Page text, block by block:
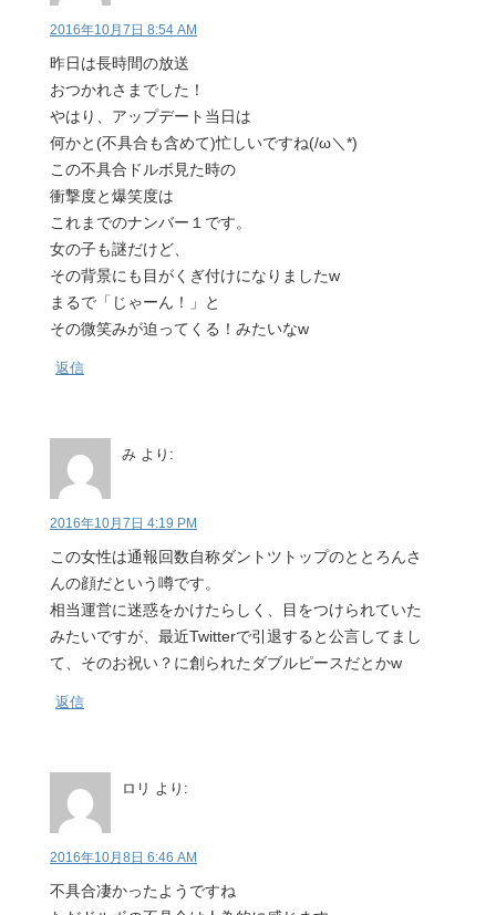
2016年10月7日 8:54 AM
昨日は長時間の放送
おつかれさまでした！
やはり、アップデート当日は
何かと(不具合も含めて)忙しいですね(/ω＼*)
この不具合ドルボ見た時の
衝撃度と爆笑度は
これまでのナンバー１です。
女の子も謎だけど、
その背景にも目がくぎ付けになりましたw
まるで「じゃーん！」と
その微笑みが迫ってくる！みたいなw
返信
み より:
2016年10月7日 4:19 PM
この女性は通報回数自称ダントツトップのととろんさ
んの顔だという噂です。
相当運営に迷惑をかけたらしく、目をつけられていた
みたいですが、最近Twitterで引退すると公言してまし
て、そのお祝い？に創られたダブルピースだとかw
返信
ロリ より:
2016年10月8日 6:46 AM
不具合凄かったようですね